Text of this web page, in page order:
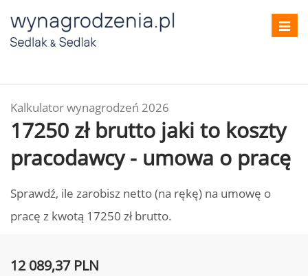
Kalkulator wynagrodzeń 2026
17250 zł brutto jaki to koszty
pracodawcy - umowa o pracę
Sprawdź, ile zarobisz netto (na rękę) na umowę o
pracę z kwotą 17250 zł brutto.
12 089,37 PLN